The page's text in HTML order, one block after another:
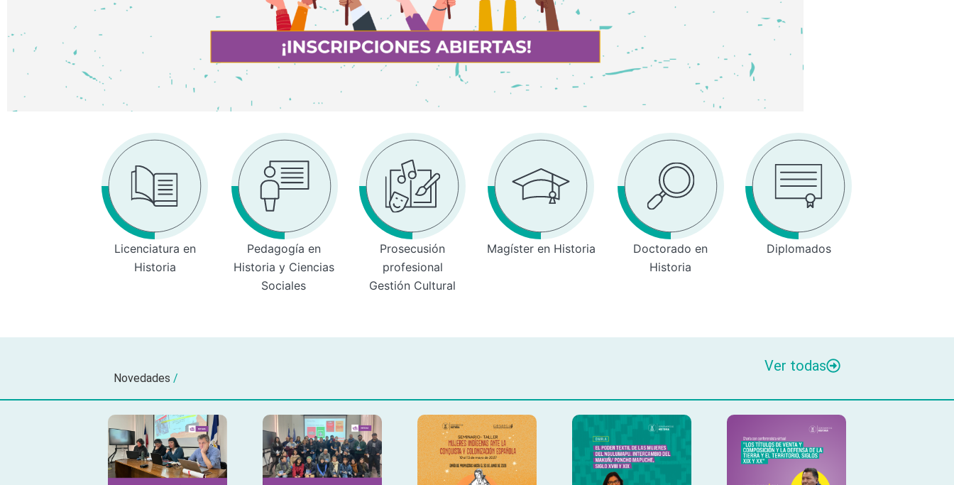
Licenciatura en
Historia
Pedagogía en
Historia y Ciencias
Sociales
Prosecusión
profesional
Gestión Cultural
Magíster en Historia
Doctorado en
Historia
Diplomados
Novedades /
Ver todas